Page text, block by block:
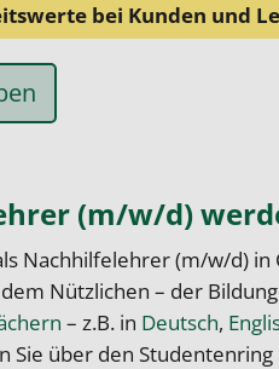
bei Kunden und
(m/w/d)
Nachhilfelehrer (m/w/d)
Nützlichen – der
– z.B. in Deutsch,
Sie über den